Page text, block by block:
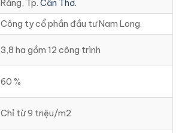
Răng, Tp. Cần Thơ.
Công ty cổ phần đầu tư Nam Long.
3,8 ha gồm 12 công trình
60 %
Chỉ từ 9 triệu/m2